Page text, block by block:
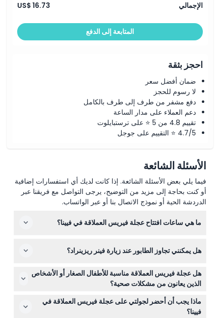
الإجمالي US$ 16.73
المتابعة إلى الدفع
احجز بثقة
ضمان أفضل سعر
لا رسوم للحجز
دفع مشفر من طرف إلى طرف بالكامل
دعم العملاء على مدار الساعة
تقييم 4.8 من 5 ⭐ على ترستبايلوت
4.7/5 ⭐ التقييم على جوجل
الأسئلة الشائعة
فيما يلي بعض الأسئلة الشائعة. إذا كانت لديك أي استفسارات إضافية
أو كنت بحاجة إلى مزيد من التوضيح، يرجى التواصل مع فريقنا عبر
الدردشة الحية أو نموذج الاتصال بنا أو عبر الواتساب.
ما هي ساعات افتتاح عجلة فيريس العملاقة في فيينا؟
11:45 مساءً. تختلف الساعات حسب الفصل، لذا من الأفضل
الموقع. (قد تتغير — يرجى التأكد وقت الحجز)
هل يمكنني تجاوز الطابور عند زيارة فينر ريزينراد؟
نعم، عند حجز تذكرتك عبر الإنترنت هنا، ستتمتع بالدخول بدون
انتظار في الطابور، بحيث يمكنك الصعود على العجلة بسرعة
والاستمتاع بالمشاهد دون انتظار.
هل عجلة فيريس العملاقة مناسبة للأطفال الصغار أو الأشخاص
الذين يعانون من مشكلات صحية؟
يركب الأطفال تحت سن 3 سنوات مجانًا، لكن هذه الجاذبية غير
موصى بها لمن يخافون من المرتفعات، أو يعانون من مشاكل
ماذا يجب أن أحضر لجولتي على عجلة فيريس العملاقة في
فيينا؟